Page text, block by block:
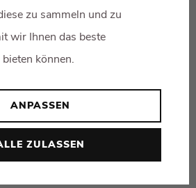
LEICHT WIE EINE
zu sammeln und zu
wir Ihnen das beste
können.
ANPASSEN
ZULASSEN